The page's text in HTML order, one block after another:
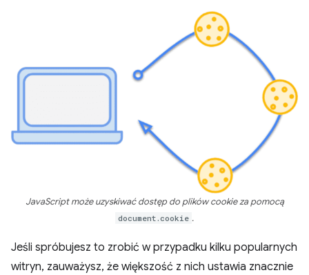
JavaScript może uzyskiwać dostęp do plików cookie za pomocą
document.cookie .
Jeśli spróbujesz to zrobić w przypadku kilku popularnych
witryn, zauważysz, że większość z nich ustawia znacznie